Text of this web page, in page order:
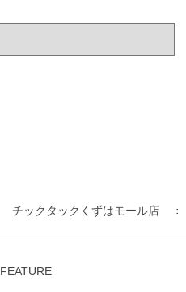
チックタックくずはモール店
FEATURE